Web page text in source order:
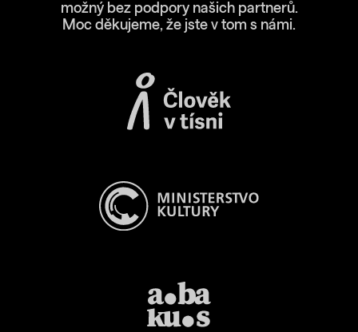
možný bez podpory našich partnerů.
Moc děkujeme, že jste v tom s námi.